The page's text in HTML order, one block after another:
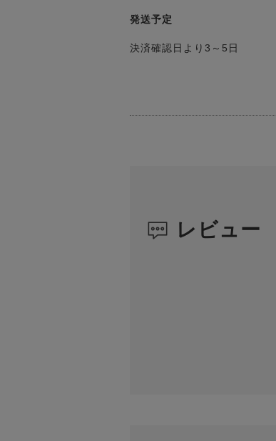
発送予定
決済確認日より3～5日
レビュー